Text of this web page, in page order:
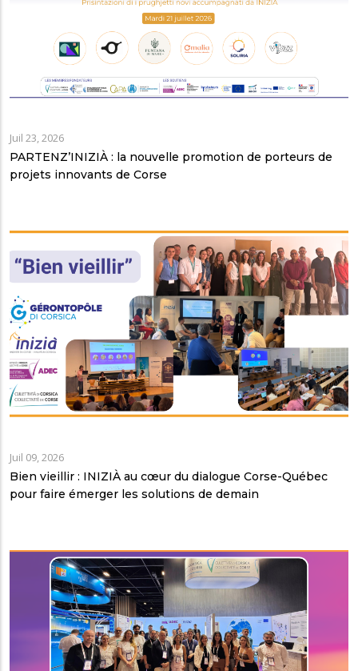
Juil 23, 2026
PARTENZ’INIZIÀ : la nouvelle promotion de porteurs de
projets innovants de Corse
Juil 09, 2026
Bien vieillir : INIZIÀ au cœur du dialogue Corse-Québec
pour faire émerger les solutions de demain